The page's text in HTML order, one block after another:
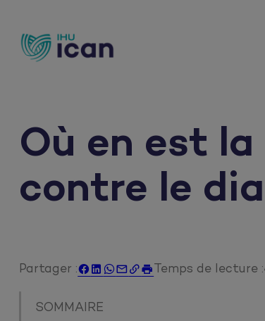
contenu
Où en est
contre le
Partager :   Temps de lecture :
SOMMAIRE